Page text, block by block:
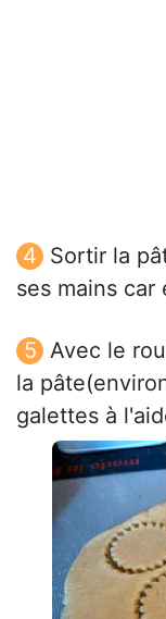
Sortir la
ses mains
Avec le
la
galettes à